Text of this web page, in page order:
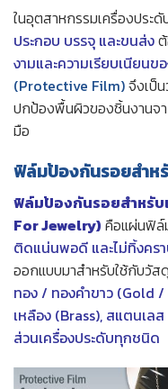
ในอุตสาหกรรมเครื่องปร
ประกอบ บรรจุ และขนส่ง
งามและความเรียบเนียนข
(Protective Film)จึงเป็
ปกป้องพื้นผิวของชิ้นงานจ
มือ
ฟิล์มป้องกันรอยสำห
ฟิล์มป้องกันรอยสำหรับ
For Jewelry) คือแผ่นฟิ
ติดแน่นพอดี และไม่ทิ้งคร
ออกแบบมาสำหรับใช้กับวัส
ทอง / ทองคำขาว (Gold
เหลือง (Brass), สแตนเล
ส่วนเครื่องประดับทุกชนิด